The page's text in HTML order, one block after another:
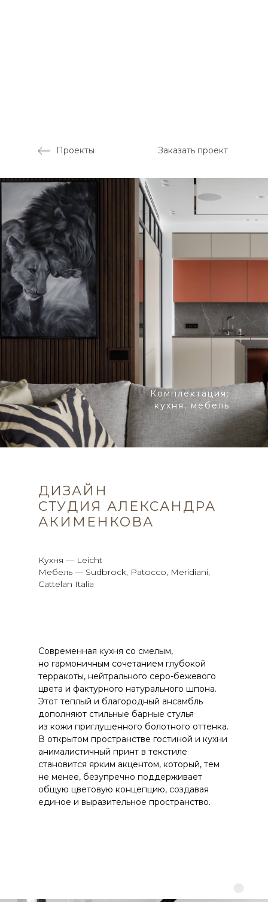
Заказать проект
Проекты
Комплектация:
кухня, мебель
Кухня — Leicht
Мебель — Sudbrock, Patocco, Meridiani,
Cattelan Italia
ДИЗАЙН
СТУДИЯ АЛЕКСАНДРА
АКИМЕНКОВА
Современная кухня со смелым,
но гармоничным сочетанием глубокой
терракоты, нейтрального серо-бежевого
цвета и фактурного натурального шпона.
Этот теплый и благородный ансамбль
дополняют стильные барные стулья
из кожи приглушенного болотного оттенка.
В открытом пространстве гостиной и кухни
анималистичный принт в текстиле
становится ярким акцентом, который, тем
не менее, безупречно поддерживает
общую цветовую концепцию, создавая
единое и выразительное пространство.